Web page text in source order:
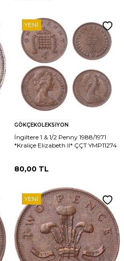
YENI
GÖKÇEKOLEKSIYON
İngiltere 1 & 1/2 Penny 1988/1971
*Kraliçe Elizabeth II* ÇÇT YMP11274
80,00 TL
YENI